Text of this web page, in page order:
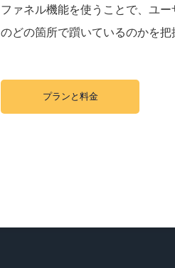
ファネル機能を使うことで、ユー
のどの箇所で躓いているのかを把
プランと料金